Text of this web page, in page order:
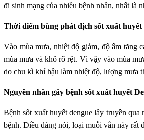
đi sinh mạng của nhiều bệnh nhân, nhất là
Thời điểm bùng phát dịch sốt xuất huyết
Vào mùa mưa, nhiệt độ giảm, độ ẩm tăng
mùa mưa và khô rõ rệt. Vì vậy vào mùa
do chu kì khí hậu làm nhiệt độ, lượng mưa
Nguyên nhân gây bệnh sốt xuất huyết
Bệnh sốt xuất huyết dengue lây truyền
bệnh. Điều đáng nói, loại muỗi vằn này rất